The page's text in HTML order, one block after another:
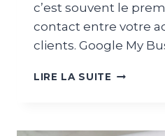
c’est souvent le
contact entre votre
clients. Google My
LIRE LA SUITE
L